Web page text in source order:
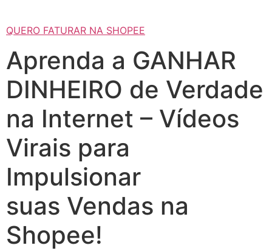
QUERO FATURAR NA SHOPEE
Aprenda a GANHAR
DINHEIRO de Verdade
na Internet – Vídeos
Virais para
Impulsionar
suas Vendas na
Shopee!